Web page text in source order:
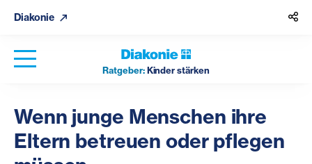
Diakonie
Ratgeber:Kinder stärken
Wenn junge Menschen ihre
Eltern betreuen oder pflegen